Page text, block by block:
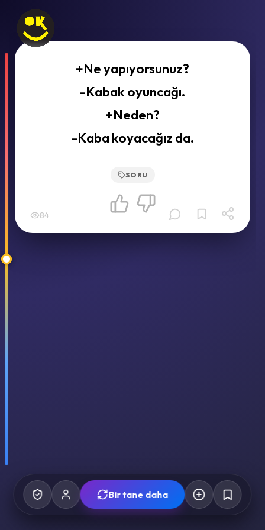
+Ne yapıyorsunuz?
-Kabak oyuncağı.
+Neden?
-Kaba koyacağız da.
SORU
84
Bir tane daha